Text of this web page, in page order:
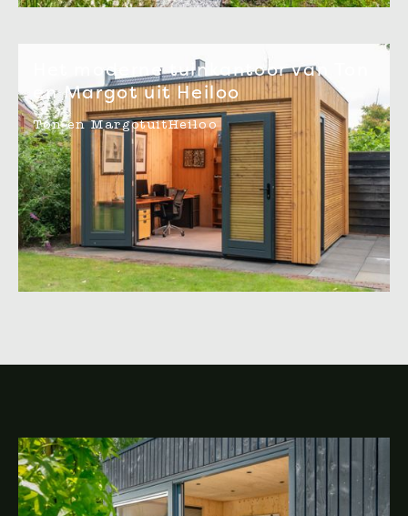
Het moderne tuinkantoor van Ton
en Margot uit Heiloo
Ton en MargotuitHeiloo